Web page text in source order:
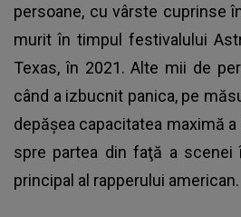
persoane, cu vârste cuprinse
murit în timpul festivalului
Texas, în 2021. Alte mii de
când a izbucnit panica, pe
depăşea capacitatea maximă
spre partea din faţă a scenei
principal al rapperului american.